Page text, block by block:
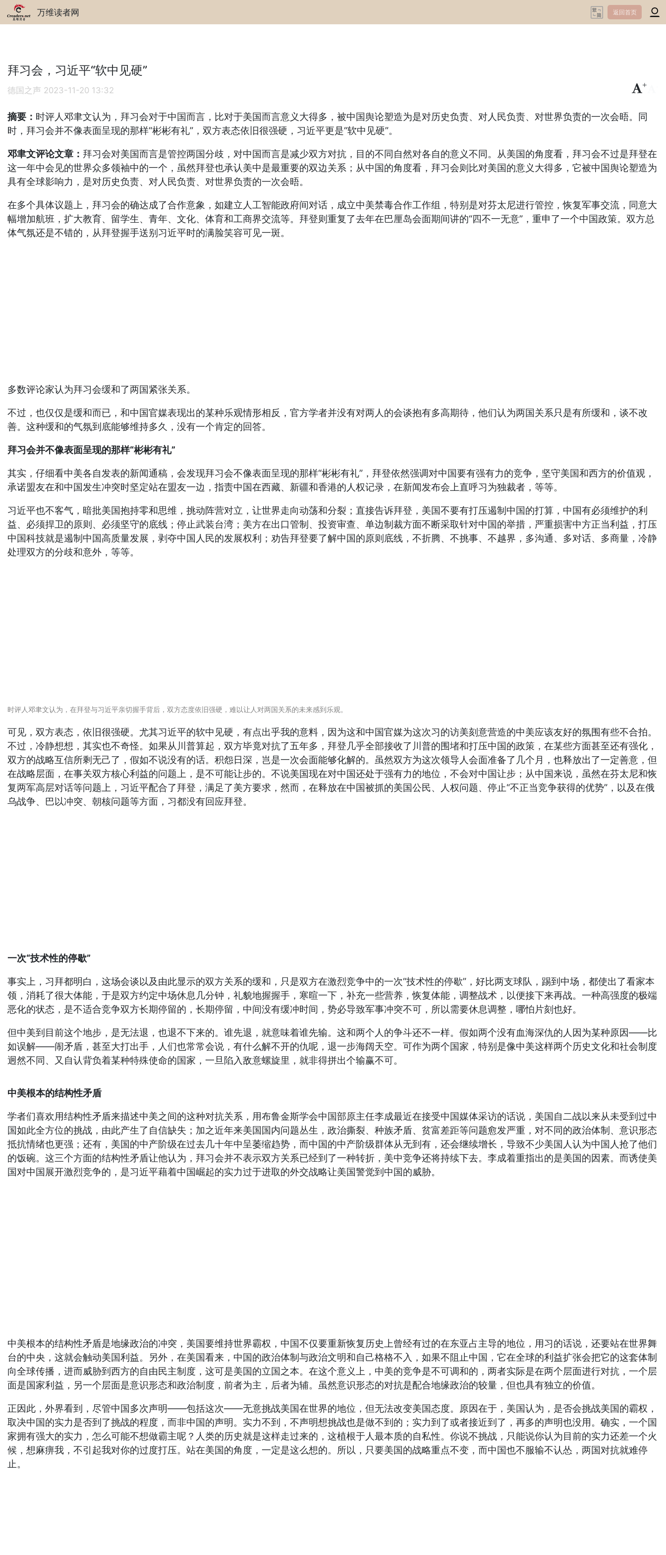
万维读者网 返回首页
拜习会，习近平“软中见硬”
德国之声 2023-11-20 13:32
+
摘要： 时评人邓聿文认为，拜习会对于中国而言，比对于美国而言意义大得多，被中国舆论塑造为是对历史负责、对人民负责、对世界负责的一次会晤。同
时，拜习会并不像表面呈现的那样“彬彬有礼”，双方表态依旧很强硬，习近平更是“软中见硬”。
邓聿文评论文章： 拜习会对美国而言是管控两国分歧，对中国而言是减少双方对抗，目的不同自然对各自的意义不同。从美国的角度看，拜习会不过是拜登在
这一年中会见的世界众多领袖中的一个，虽然拜登也承认美中是最重要的双边关系；从中国的角度看，拜习会则比对美国的意义大得多，它被中国舆论塑造为
具有全球影响力，是对历史负责、对人民负责、对世界负责的一次会晤。
在多个具体议题上，拜习会的确达成了合作意象，如建立人工智能政府间对话，成立中美禁毒合作工作组，特别是对芬太尼进行管控，恢复军事交流，同意大
幅增加航班，扩大教育、留学生、青年、文化、体育和工商界交流等。拜登则重复了去年在巴厘岛会面期间讲的“四不一无意”，重申了一个中国政策。双方总
体气氛还是不错的，从拜登握手送别习近平时的满脸笑容可见一斑。
多数评论家认为拜习会缓和了两国紧张关系。
不过，也仅仅是缓和而已，和中国官媒表现出的某种乐观情形相反，官方学者并没有对两人的会谈抱有多高期待，他们认为两国关系只是有所缓和，谈不改
善。这种缓和的气氛到底能够维持多久，没有一个肯定的回答。
拜习会并不像表面呈现的那样“彬彬有礼”
其实，仔细看中美各自发表的新闻通稿，会发现拜习会不像表面呈现的那样“彬彬有礼”，拜登依然强调对中国要有强有力的竞争，坚守美国和西方的价值观，
承诺盟友在和中国发生冲突时坚定站在盟友一边，指责中国在西藏、新疆和香港的人权记录，在新闻发布会上直呼习为独裁者，等等。
习近平也不客气，暗批美国抱持零和思维，挑动阵营对立，让世界走向动荡和分裂；直接告诉拜登，美国不要有打压遏制中国的打算，中国有必须维护的利
益、必须捍卫的原则、必须坚守的底线；停止武装台湾；美方在出口管制、投资审查、单边制裁方面不断采取针对中国的举措，严重损害中方正当利益，打压
中国科技就是遏制中国高质量发展，剥夺中国人民的发展权利；劝告拜登要了解中国的原则底线，不折腾、不挑事、不越界，多沟通、多对话、多商量，冷静
处理双方的分歧和意外，等等。
时评人邓聿文认为，在拜登与习近平亲切握手背后，双方态度依旧强硬，难以让人对两国关系的未来感到乐观。
可见，双方表态，依旧很强硬。尤其习近平的软中见硬，有点出乎我的意料，因为这和中国官媒为这次习的访美刻意营造的中美应该友好的氛围有些不合拍。
不过，冷静想想，其实也不奇怪。如果从川普算起，双方毕竟对抗了五年多，拜登几乎全部接收了川普的围堵和打压中国的政策，在某些方面甚至还有强化，
双方的战略互信所剩无己了，假如不说没有的话。积怨日深，岂是一次会面能够化解的。虽然双方为这次领导人会面准备了几个月，也释放出了一定善意，但
在战略层面，在事关双方核心利益的问题上，是不可能让步的。不说美国现在对中国还处于强有力的地位，不会对中国让步；从中国来说，虽然在芬太尼和恢
复两军高层对话等问题上，习近平配合了拜登，满足了美方要求，然而，在释放在中国被抓的美国公民、人权问题、停止“不正当竞争获得的优势”，以及在俄
乌战争、巴以冲突、朝核问题等方面，习都没有回应拜登。
一次“技术性的停歇”
事实上，习拜都明白，这场会谈以及由此显示的双方关系的缓和，只是双方在激烈竞争中的一次“技术性的停歇”，好比两支球队，踢到中场，都使出了看家本
领，消耗了很大体能，于是双方约定中场休息几分钟，礼貌地握握手，寒暄一下，补充一些营养，恢复体能，调整战术，以便接下来再战。一种高强度的极端
恶化的状态，是不适合竞争双方长期停留的，长期停留，中间没有缓冲时间，势必导致军事冲突不可，所以需要休息调整，哪怕片刻也好。
但中美到目前这个地步，是无法退，也退不下来的。谁先退，就意味着谁先输。这和两个人的争斗还不一样。假如两个没有血海深仇的人因为某种原因——比
如误解——闹矛盾，甚至大打出手，人们也常常会说，有什么解不开的仇呢，退一步海阔天空。可作为两个国家，特别是像中美这样两个历史文化和社会制度
迥然不同、又自认背负着某种特殊使命的国家，一旦陷入敌意螺旋里，就非得拼出个输赢不可。
中美根本的结构性矛盾
学者们喜欢用结构性矛盾来描述中美之间的这种对抗关系，用布鲁金斯学会中国部原主任李成最近在接受中国媒体采访的话说，美国自二战以来从未受到过中
国如此全方位的挑战，由此产生了自信缺失；加之近年来美国国内问题丛生，政治撕裂、种族矛盾、贫富差距等问题愈发严重，对不同的政治体制、意识形态
抵抗情绪也更强；还有，美国的中产阶级在过去几十年中呈萎缩趋势，而中国的中产阶级群体从无到有，还会继续增长，导致不少美国人认为中国人抢了他们
的饭碗。这三个方面的结构性矛盾让他认为，拜习会并不表示双方关系已经到了一种转折，美中竞争还将持续下去。李成着重指出的是美国的因素。而诱使美
国对中国展开激烈竞争的，是习近平藉着中国崛起的实力过于进取的外交战略让美国警觉到中国的威胁。
中美根本的结构性矛盾是地缘政治的冲突，美国要维持世界霸权，中国不仅要重新恢复历史上曾经有过的在东亚占主导的地位，用习的话说，还要站在世界舞
台的中央，这就会触动美国利益。另外，在美国看来，中国的政治体制与政治文明和自己格格不入，如果不阻止中国，它在全球的利益扩张会把它的这套体制
向全球传播，进而威胁到西方的自由民主制度，这可是美国的立国之本。在这个意义上，中美的竞争是不可调和的，两者实际是在两个层面进行对抗，一个层
面是国家利益，另一个层面是意识形态和政治制度，前者为主，后者为辅。虽然意识形态的对抗是配合地缘政治的较量，但也具有独立的价值。
正因此，外界看到，尽管中国多次声明——包括这次——无意挑战美国在世界的地位，但无法改变美国态度。原因在于，美国认为，是否会挑战美国的霸权，
取决中国的实力是否到了挑战的程度，而非中国的声明。实力不到，不声明想挑战也是做不到的；实力到了或者接近到了，再多的声明也没用。确实，一个国
家拥有强大的实力，怎么可能不想做霸主呢？人类的历史就是这样走过来的，这植根于人最本质的自私性。你说不挑战，只能说你认为目前的实力还差一个火
候，想麻痹我，不引起我对你的过度打压。站在美国的角度，一定是这么想的。所以，只要美国的战略重点不变，而中国也不服输不认怂，两国对抗就难停
止。